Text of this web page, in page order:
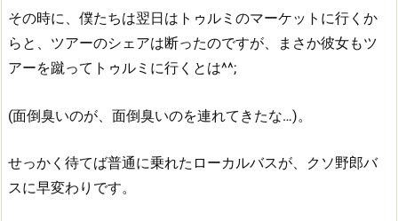
その時に、僕たちは翌日はトゥルミのマーケットに行くか
らと、ツアーのシェアは断ったのですが、まさか彼女もツ
アーを蹴ってトゥルミに行くとは^^;
(面倒臭いのが、面倒臭いのを連れてきたな…)。
せっかく待てば普通に乗れたローカルバスが、クソ野郎バ
スに早変わりです。